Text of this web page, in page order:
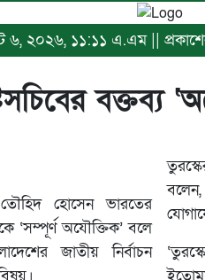
৬, ২০২৬, ১১:১১ এ.এম ||
বক্তব্য
তৌহিদ হোসেন ভারতের
‘সম্পূর্ণ অযৌক্তিক’ বলে
জাতীয় নির্বাচন